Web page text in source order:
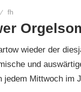
fh
wieder der
und
Mittwoch im